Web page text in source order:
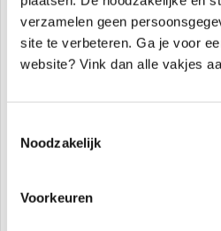
verzamelen geen
site te verbeteren. Ga je voor
website? Vink dan alle vakjes
Noodzakelijk
Voorkeuren
Gerelateerde
Boos gedrag hoort
Hoe ga je om met
Wat is de link tussen
boosheid bij kinderen?
Praktische tools bij
kind: wat werkt echt?